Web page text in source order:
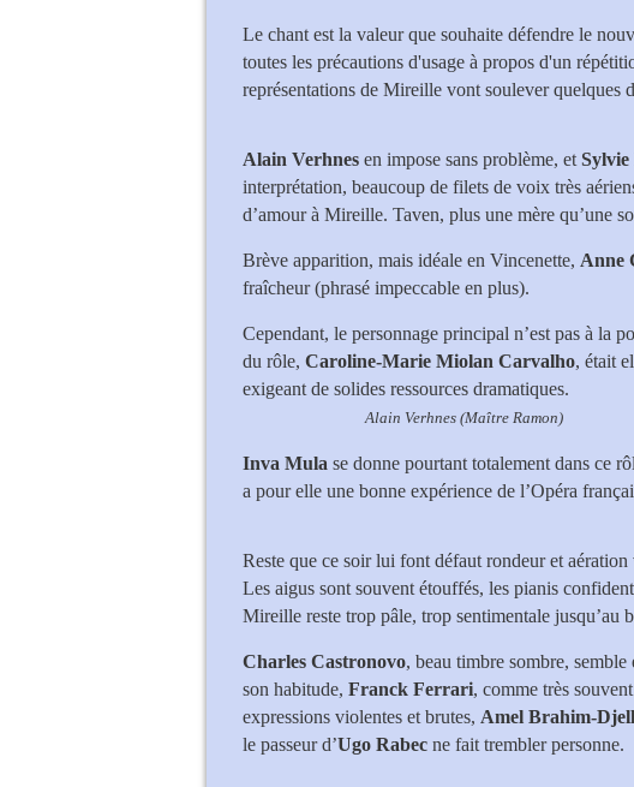
Le chant est la valeur que souhaite défendre le
toutes les précautions d'usage à propos d'un
représentations de Mireille vont soulever quelques
Alain Verhnes en impose sans problème, et
interprétation, beaucoup de filets de voix très
d’amour à Mireille. Taven, plus une mère qu’une
Brève apparition, mais idéale en Vincenette, Anne
fraîcheur (phrasé impeccable en plus).
Cependant, le personnage principal n’est pas à la
du rôle, Caroline-Marie Miolan Carvalho, était
exigeant de solides ressources dramatiques.
Alain Verhnes (Maître Ramon)
Inva Mula se donne pourtant totalement dans ce
a pour elle une bonne expérience de l’Opéra
Reste que ce soir lui font défaut rondeur et aération
Les aigus sont souvent étouffés, les pianis
Mireille reste trop pâle, trop sentimentale jusqu’au
Charles Castronovo, beau timbre sombre,
son habitude, Franck Ferrari, comme très
expressions violentes et brutes, Amel Brahim-
le passeur d’Ugo Rabec ne fait trembler personne.